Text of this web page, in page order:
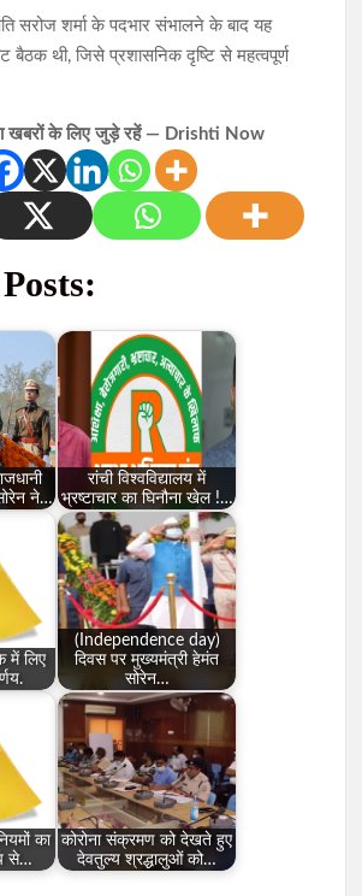
सरोज शर्मा के पदभार संभालने के बाद यह
बैठक थी, जिसे प्रशासनिक दृष्टि से महत्वपूर्ण
खबरों के लिए जुड़े रहें — Drishti Now
ने…
रांची विश्वविद्यालय में
भ्रष्टाचार का घिनौना खेल !…
में लिए
(Independence day)
दिवस पर मुख्यमंत्री हेमंत
सोरेन…
का
से…
कोरोना संक्रमण को देखते हुए
देवतुल्य श्रद्धालुओं को…